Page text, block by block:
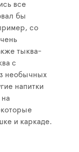
все
бы
со
тыква-
с
необычных
напитки
на
и каркаде.